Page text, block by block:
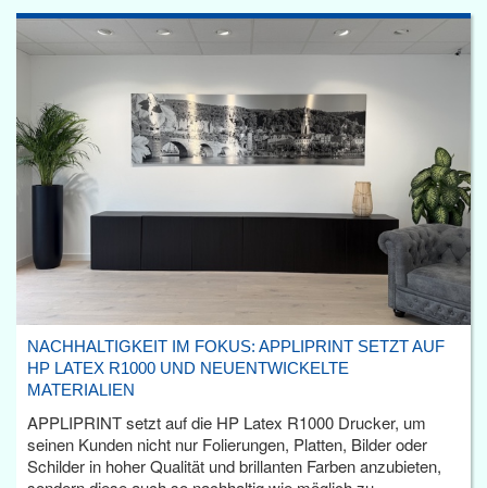
NACHHALTIGKEIT IM FOKUS: APPLIPRINT SETZT AUF
HP LATEX R1000 UND NEUENTWICKELTE
MATERIALIEN
APPLIPRINT setzt auf die HP Latex R1000 Drucker, um
seinen Kunden nicht nur Folierungen, Platten, Bilder oder
Schilder in hoher Qualität und brillanten Farben anzubieten,